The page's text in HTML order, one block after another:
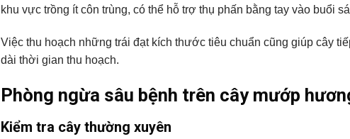
khu vực trồng ít côn trùng, có thể hỗ trợ thụ phấn bằng tay vào buổi
Việc thu hoạch những trái đạt kích thước tiêu chuẩn cũng giúp cây
dài thời gian thu hoạch.
Phòng ngừa sâu bệnh trên cây mướp
Kiểm tra cây thường xuyên